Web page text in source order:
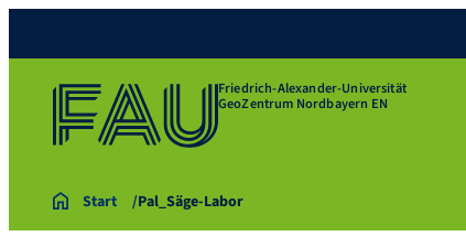
Friedrich-Alexander-Universität
GeoZentrum Nordbayern EN
Start Pal_Säge-Labor